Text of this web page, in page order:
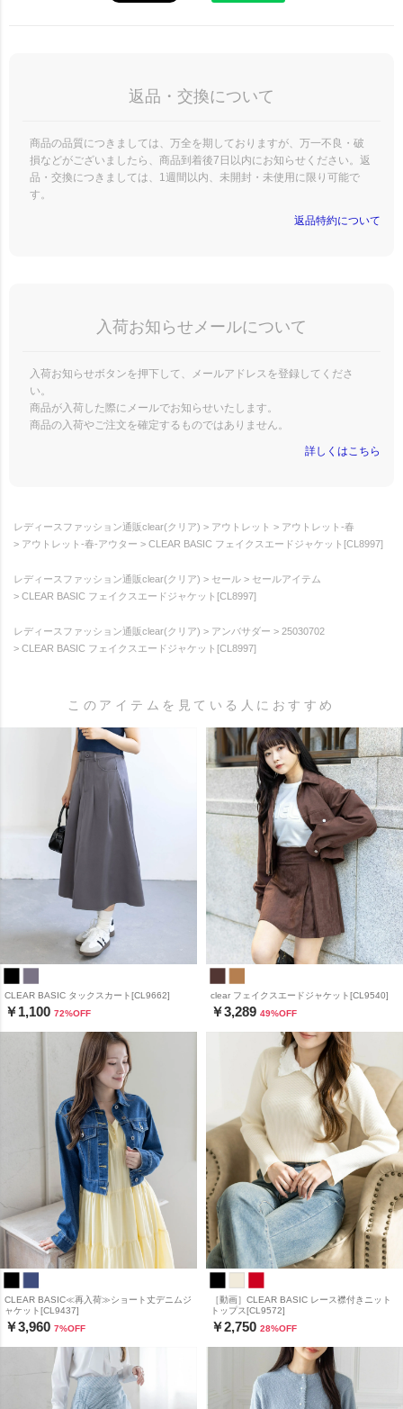
返品・交換について
商品の品質につきましては、万全を期しておりますが、万一不良・破
損などがございましたら、商品到着後7日以内にお知らせください。返
品・交換につきましては、1週間以内、未開封・未使用に限り可能で
す。
返品特約について
入荷お知らせメールについて
入荷お知らせボタンを押下して、メールアドレスを登録してくださ
い。
商品が入荷した際にメールでお知らせいたします。
商品の入荷やご注文を確定するものではありません。
詳しくはこちら
レディースファッション通販clear(クリア) アウトレット
アウトレット-春
アウトレット-春-アウター
CLEAR BASIC フェイクスエードジャケット[CL8997]
レディースファッション通販clear(クリア) セール
セールアイテム
CLEAR BASIC フェイクスエードジャケット[CL8997]
レディースファッション通販clear(クリア) アンバサダー
25030702
CLEAR BASIC フェイクスエードジャケット[CL8997]
このアイテムを見ている人におすすめ
CLEAR BASIC タックスカート[CL9662]
￥1,100 72%OFF
clear フェイクスエードジャケット[CL9540]
￥3,289 49%OFF
CLEAR BASIC≪再入荷≫ショート丈デニムジ
ャケット[CL9437]
￥3,960 7%OFF
［動画］CLEAR BASIC レース襟付きニット
トップス[CL9572]
￥2,750 28%OFF